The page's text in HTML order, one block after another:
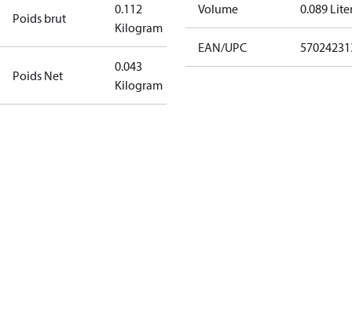
Poids brut
0.112
Kilogram
Poids Net
0.043
Kilogram
Volume 0.089
EAN/UPC